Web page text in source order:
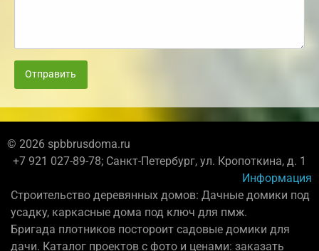
Отправить
© 2026 spbbrusdoma.ru
+7 921 027-89-78; Санкт-Петербург, ул. Кропоткина, д. 1
Информация
Строительство деревянных домов: Дачные домики под
усадку, каркасные дома под ключ для пмж.
Бригада плотников постороит садовые домики для
дачи. Каталог проектов с фото и ценами: заказать